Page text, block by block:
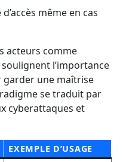
même en cas
acteurs comme
soulignent l’importance
garder une maîtrise
se traduit par
cyberattaques et
EXEMPLE D’USAGE